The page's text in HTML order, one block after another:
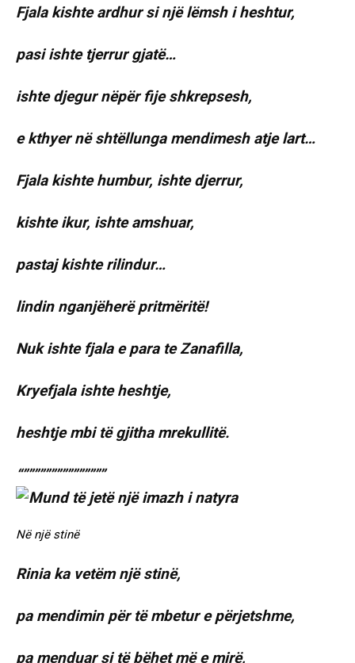
Fjala kishte ardhur si një lëmsh i heshtur,
pasi ishte tjerrur gjatë…
ishte djegur nëpër fije shkrepsesh,
e kthyer në shtëllunga mendimesh atje lart…
Fjala kishte humbur, ishte djerrur,
kishte ikur, ishte amshuar,
pastaj kishte rilindur…
lindin nganjëherë pritmëritë!
Nuk ishte fjala e para te Zanafilla,
Kryefjala ishte heshtje,
heshtje mbi të gjitha mrekullitë.
“”””””””””””””””
Në një stinë
Rinia ka vetëm një stinë,
pa mendimin për të mbetur e përjetshme,
pa menduar si të bëhet më e mirë,